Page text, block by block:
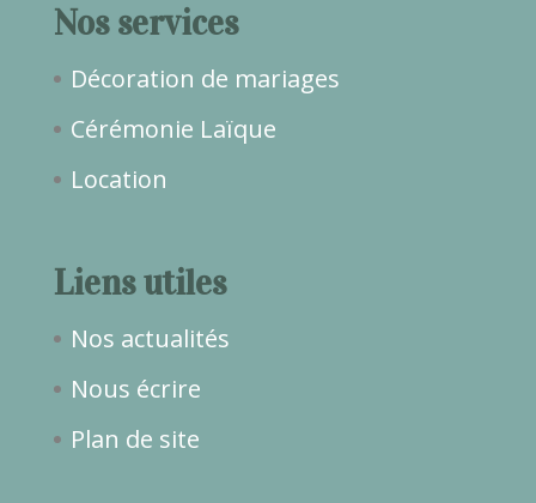
Nos services
Décoration de mariages
Cérémonie Laïque
Location
Liens utiles
Nos actualités
Nous écrire
Plan de site